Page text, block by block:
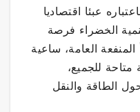
عبئا اقتصاديا
الخضراء فرصة
العامة، ساعية
للجميع،
الطاقة والنقل